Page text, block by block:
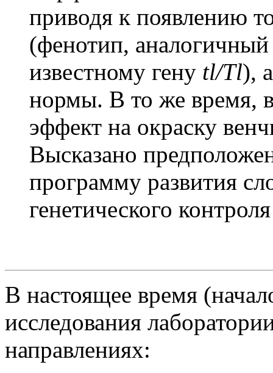
приводя к появлению
(фенотип, аналогичный
известному гену tl/Tl),
нормы. В то же время, в
эффект на окраску
Высказано
программу развития
генетического
В настоящее время
исследования
направлениях: